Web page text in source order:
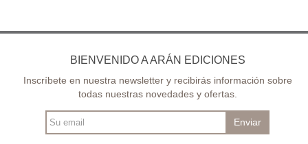
BIENVENIDO A ARÁN EDICIONES
Inscríbete en nuestra newsletter y recibirás información sobre
todas nuestras novedades y ofertas.
Enviar